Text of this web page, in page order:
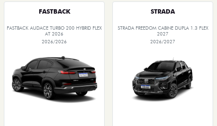
FASTBACK
FASTBACK AUDACE TURBO 200 HYBRID FLEX
AT 2026
2026/2026
STRADA
STRADA FREEDOM CABINE DUPLA 1.3 FLEX
2027
2026/2027